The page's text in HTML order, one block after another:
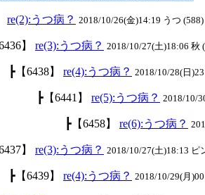
re(2):うつ病？ 2018/10/26(金)14:19 うつ (588)
】 re(3):うつ病？ 2018/10/27(土)18:06 秋
┣【6438】 re(4):うつ病？ 2018/10/28(日
┣【6441】 re(5):うつ病？ 2018/10/
┣【6458】 re(6):うつ病？
】 re(3):うつ病？ 2018/10/27(土)18:13 ピ
┣【6439】 re(4):うつ病？ 2018/10/29(月